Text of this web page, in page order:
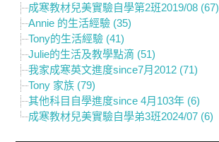
成寒教材兒美實驗自學第2班2019/08 (67)
Annie 的生活經驗 (35)
Tony的生活經驗 (41)
Julie的生活及教學點滴 (51)
我家成寒英文進度since7月2012 (71)
Tony 家族 (79)
其他科目自學進度since 4月103年 (6)
成寒教材兒美實驗自學弟3班2024/07 (6)